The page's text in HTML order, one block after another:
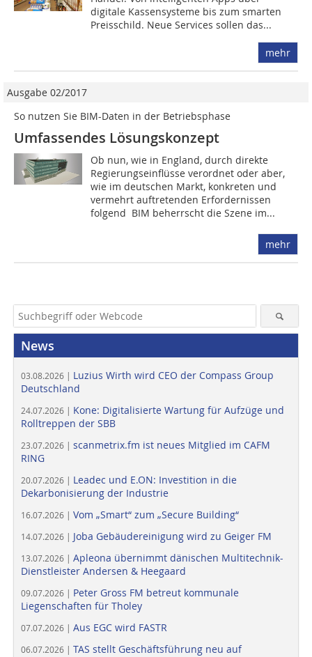
digitale Kassensysteme bis zum smarten
Preisschild. Neue Services sollen das...
mehr
Ausgabe 02/2017
So nutzen Sie BIM-Daten in der Betriebsphase
Umfassendes Lösungskonzept
Ob nun, wie in England, durch direkte
Regierungseinflüsse verordnet oder aber,
wie im deutschen Markt, konkreten und
vermehrt auftretenden Erfordernissen
folgend  BIM beherrscht die Szene im...
mehr
News
03.08.2026 | Luzius Wirth wird CEO der Compass Group
Deutschland
24.07.2026 | Kone: Digitalisierte Wartung für Aufzüge und
Rolltreppen der SBB
23.07.2026 | scanmetrix.fm ist neues Mitglied im CAFM
RING
20.07.2026 | Leadec und E.ON: Investition in die
Dekarbonisierung der Industrie
16.07.2026 | Vom „Smart“ zum „Secure Building“
14.07.2026 | Joba Gebäudereinigung wird zu Geiger FM
13.07.2026 | Apleona übernimmt dänischen Multitechnik-
Dienstleister Andersen & Heegaard
09.07.2026 | Peter Gross FM betreut kommunale
Liegenschaften für Tholey
07.07.2026 | Aus EGC wird FASTR
06.07.2026 | TAS stellt Geschäftsführung neu auf